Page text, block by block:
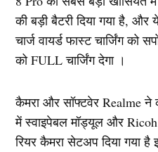
की बड़ी बैटरी दिया गया है, और
चार्ज वायर्ड फास्ट चार्जिंग को
को FULL चार्जिंग देगा ।
कैमरा और सॉफ्टवेर Realme ने
में स्वाइपेबल मॉड्यूल और
रियर कैमरा सेटअप दिया गया है